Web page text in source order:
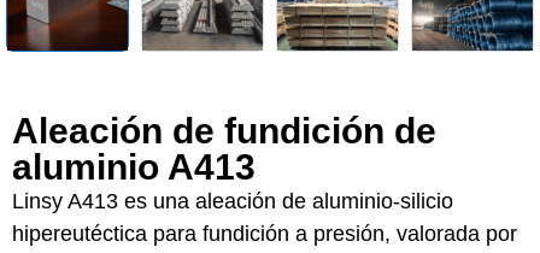
Aleación de fundición de
aluminio A413
Linsy A413 es una aleación de aluminio-silicio
hipereutéctica para fundición a presión, valorada por